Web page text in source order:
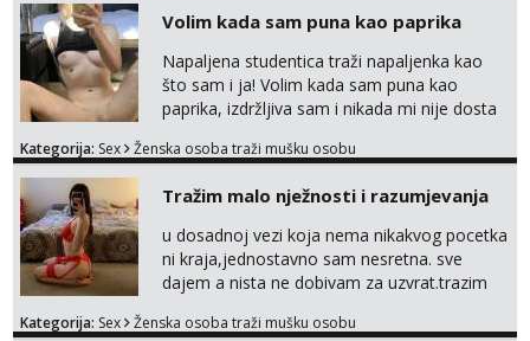
Volim kada sam puna kao paprika
Napaljena studentica traži napaljenka kao
što sam i ja! Volim kada sam puna kao
paprika, izdržljiva sam i nikada mi nije dosta
bilo kad i bilo gdje zato se javi što prije da
tamo, cekam te!
Kategorija: Sex Ženska osoba traži mušku osobu
Tražim malo nježnosti i razumjevanja
u dosadnoj vezi koja nema nikakvog pocetka
ni kraja,jednostavno sam nesretna. sve
dajem a nista ne dobivam za uzvrat.trazim
trazim puno samo malo njeznosti i
Kategorija: Sex Ženska osoba traži mušku osobu